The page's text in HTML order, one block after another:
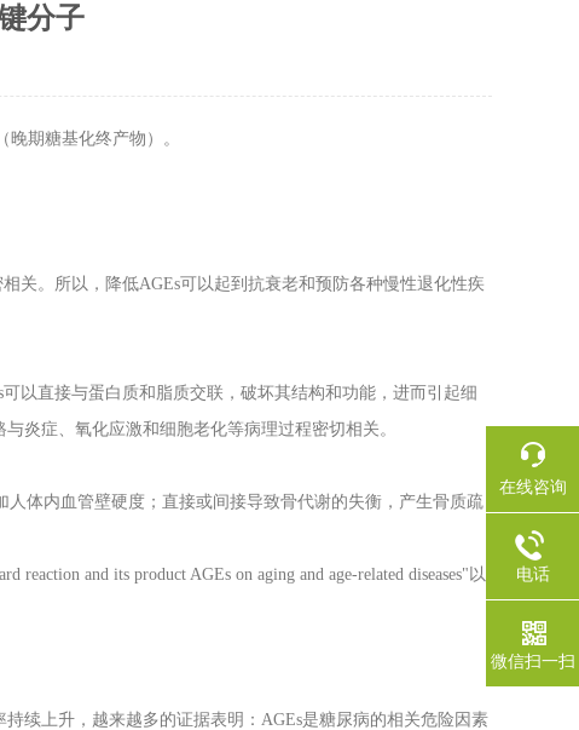
分子
期糖基化终产物）。
。所以，降低AGEs可以起到抗衰老和预防各种慢性退化性疾
直接与蛋白质和脂质交联，破坏其结构和功能，进而引起细
炎症、氧化应激和细胞老化等病理过程密切相关。
体内血管壁硬度；直接或间接导致骨代谢的失衡，产生骨质疏
and its product AGEs on aging and age-related diseases"以
续上升，越来越多的证据表明：AGEs是糖尿病的相关危险因素
在线咨询
电话
微信扫一扫